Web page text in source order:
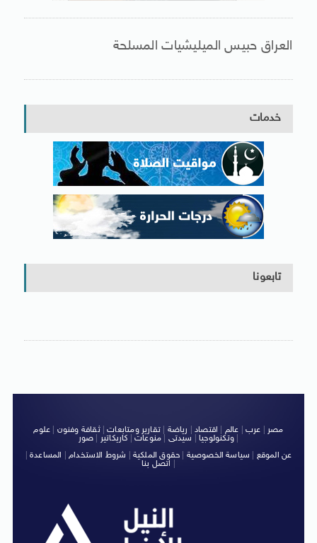
العراق حبيس الميليشيات المسلحة
خدمات
تابعونا
مصر عرب عالم اقتصاد رياضة |تقارير ومتابعات|ثقافة وفنون
علوم
وتكنولوجيا| سيدتى منوعات كاريكاتير صور
|
عن الموقع
سياسة الخصوصية حقوق الملكية شروط الاستخدام| المساعدة|
اتصل بنا